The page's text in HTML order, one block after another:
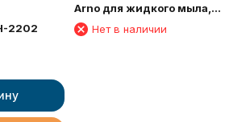
2202
Arno для жидкого мыла,
настенный, бронза
Нет в наличии